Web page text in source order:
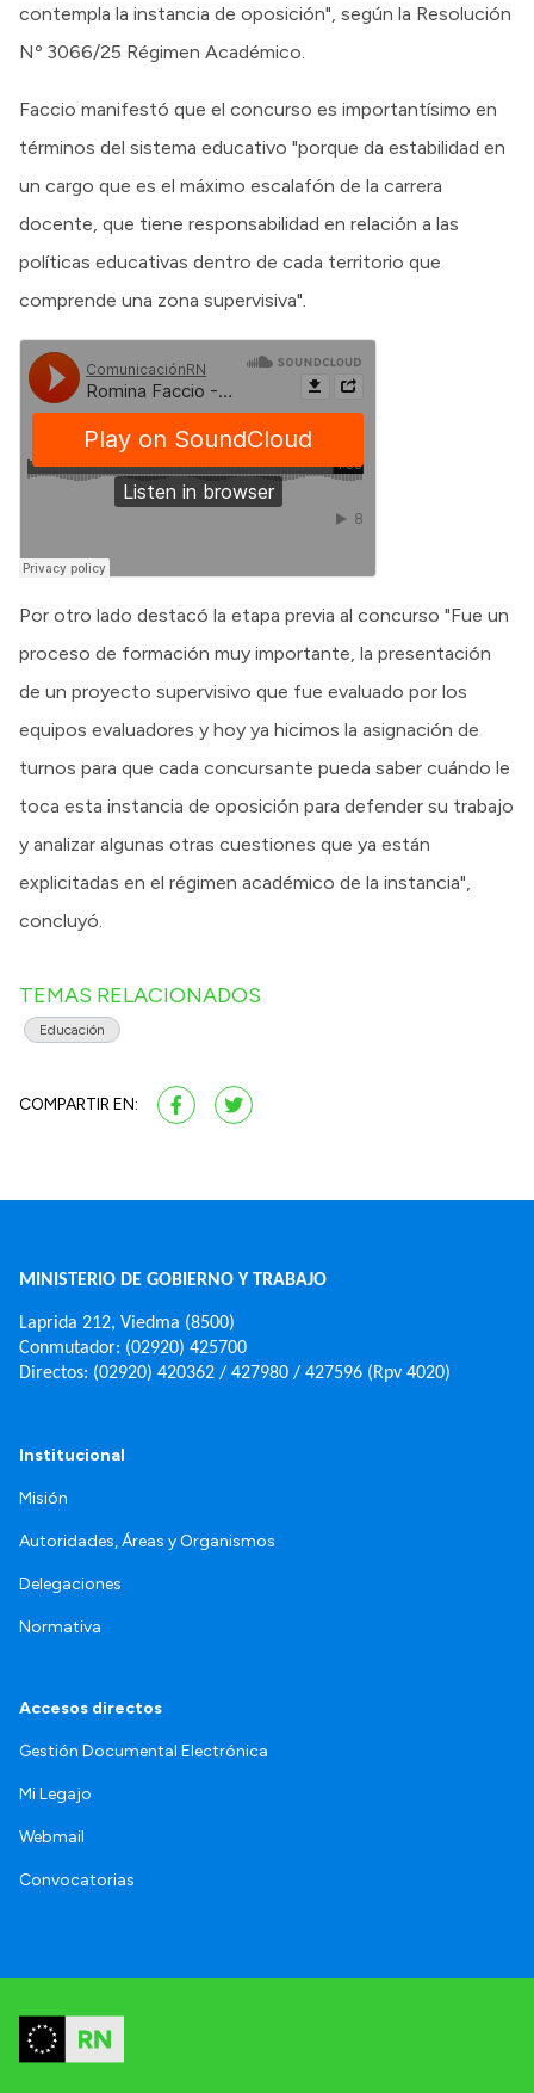
contempla la instancia de oposición", según la Resolución
Nº 3066/25 Régimen Académico.
Faccio manifestó que el concurso es importantísimo en
términos del sistema educativo "porque da estabilidad en
un cargo que es el máximo escalafón de la carrera
docente, que tiene responsabilidad en relación a las
políticas educativas dentro de cada territorio que
comprende una zona supervisiva".
Por otro lado destacó la etapa previa al concurso "Fue un
proceso de formación muy importante, la presentación
de un proyecto supervisivo que fue evaluado por los
equipos evaluadores y hoy ya hicimos la asignación de
turnos para que cada concursante pueda saber cuándo le
toca esta instancia de oposición para defender su trabajo
y analizar algunas otras cuestiones que ya están
explicitadas en el régimen académico de la instancia",
concluyó.
TEMAS RELACIONADOS
Educación
COMPARTIR EN:
MINISTERIO DE GOBIERNO Y TRABAJO
Laprida 212, Viedma (8500)
Conmutador: (02920) 425700
Directos: (02920) 420362 / 427980 / 427596 (Rpv 4020)
Institucional
Misión
Autoridades, Áreas y Organismos
Delegaciones
Normativa
Accesos directos
Gestión Documental Electrónica
Mi Legajo
Webmail
Convocatorias